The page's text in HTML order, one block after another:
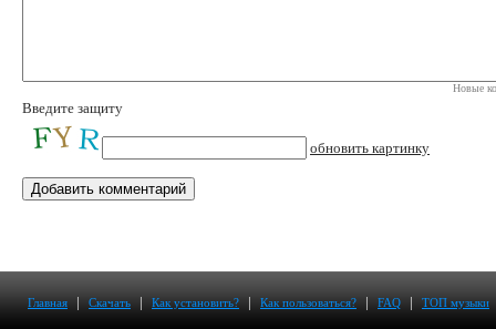
Новые
Введите защиту
обновить картинку
Главная | Скачать | Как установить? | Как пользоваться? | FAQ | ТОП музыки